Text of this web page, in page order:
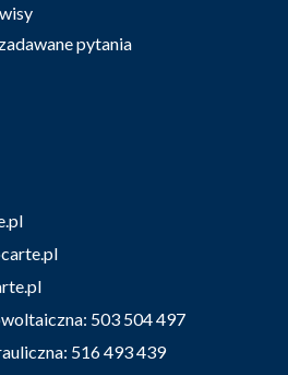
pytania
503 504 497
516 493 439